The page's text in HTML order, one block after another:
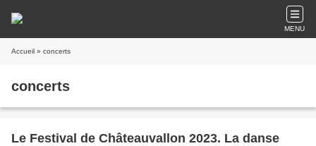
MENU
Accueil » concerts
concerts
Le Festival de Châteauvallon 2023. La danse